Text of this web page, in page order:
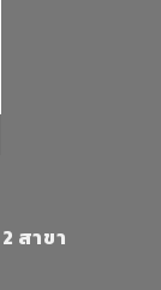
สาขา